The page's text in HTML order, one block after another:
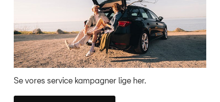
Se vores service kampagner lige her.